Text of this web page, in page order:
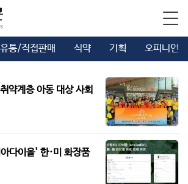
유통/직접판매 식약 기획 오피니언
약계층 아동 대상 사회
다이올' 한·미 화장품